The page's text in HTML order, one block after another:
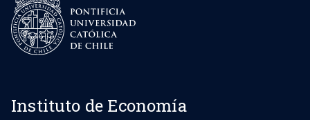
Instituto de Economía